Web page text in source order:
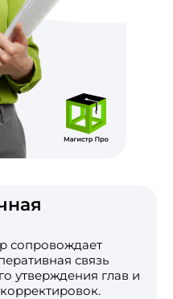
сопровождает
связь
утверждения глав и